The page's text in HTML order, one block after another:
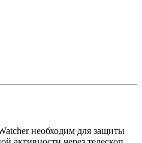
необходим для защиты